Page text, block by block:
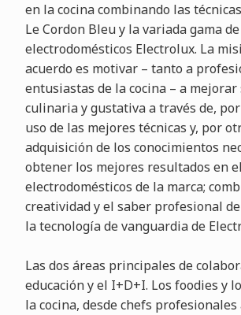
en la cocina combinando las
Le Cordon Bleu y la variada gama de
electrodomésticos Electrolux. La
acuerdo es motivar – tanto a
entusiastas de la cocina – a
culinaria y gustativa a través de,
uso de las mejores técnicas y, por
adquisición de los conocimientos
obtener los mejores resultados en
electrodomésticos de la marca;
creatividad y el saber profesional
la tecnología de vanguardia de
Las dos áreas principales de
educación y el I+D+I. Los foodies y
la cocina, desde chefs profesionales